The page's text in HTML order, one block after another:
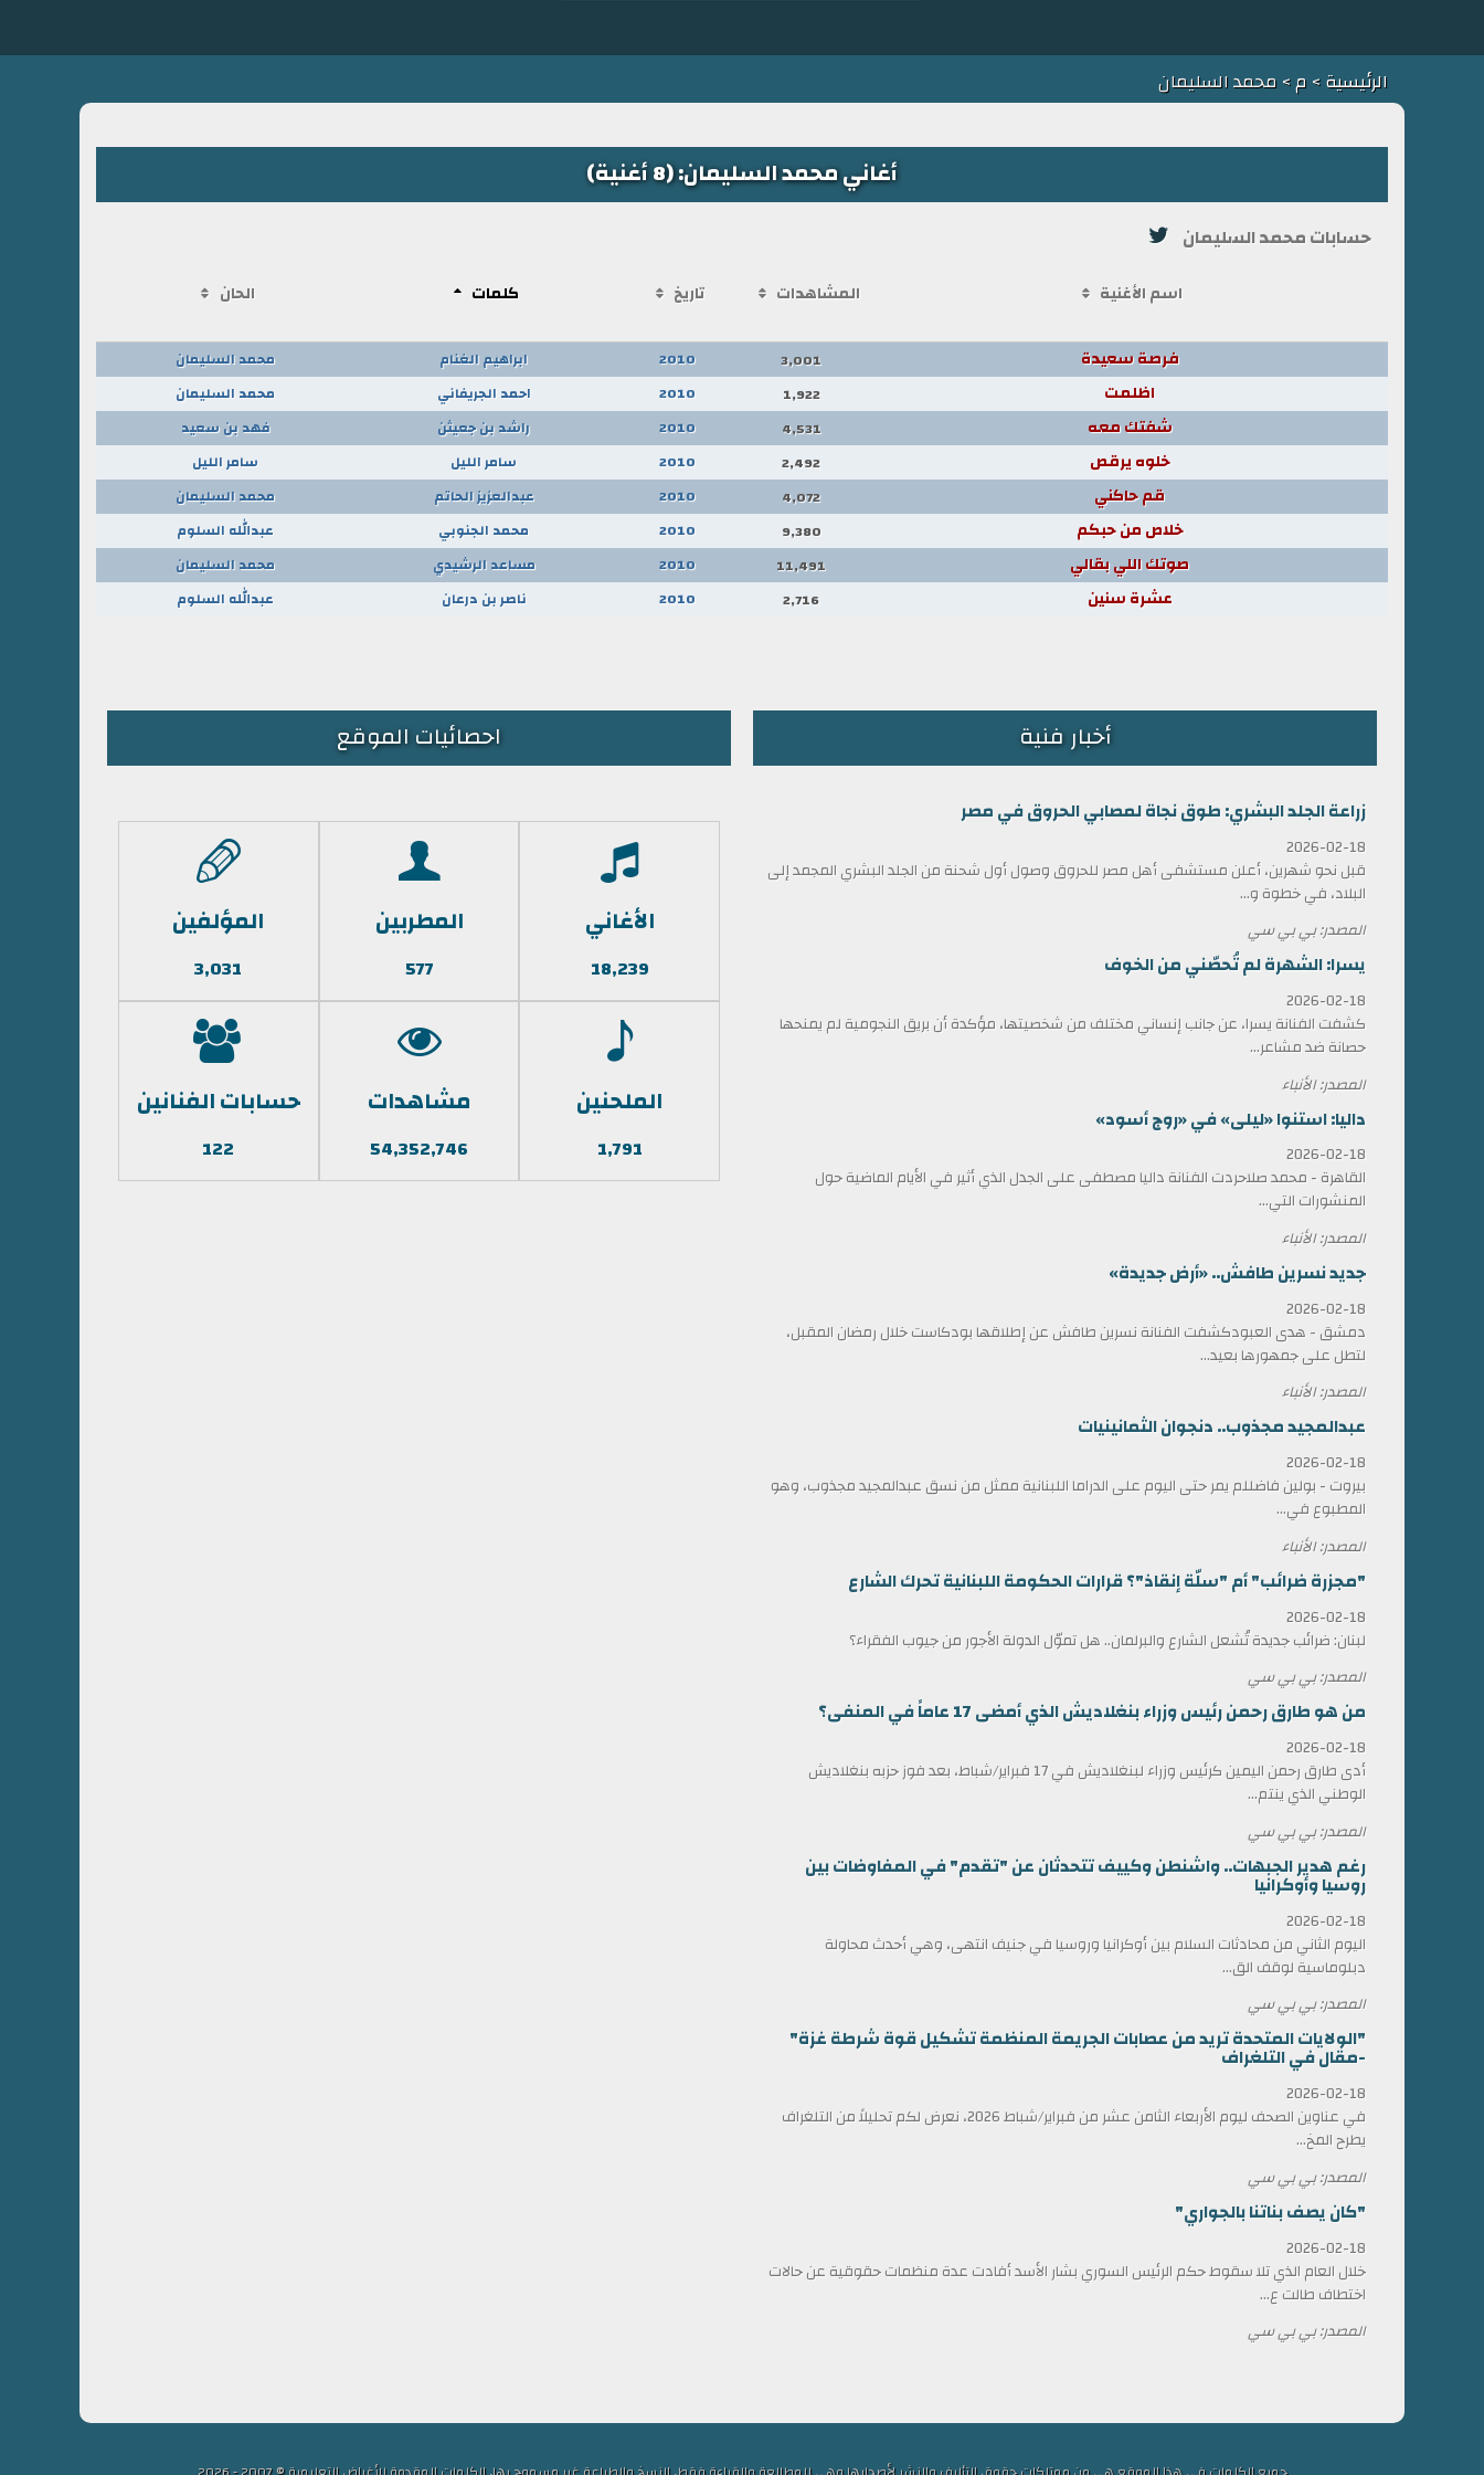
الرئيسية> م> محمد السليمان
أغاني محمد السليمان: (8 أغنية)
حسابات محمد السليمان
اسم الأغنية المشاهدات تاريخ كلمات الحان
فرصة سعيدة 3,001
2010 ابراهيم الغنام محمد السليمان
اظلمت 1,922
2010 احمد الجريفاني محمد السليمان
شفتك معه 4,531
2010 راشد بن جعيثن فهد بن سعيد
خلوه يرقص 2,492
2010 سامر الليل سامر الليل
قم حاكني 4,072
2010 عبدالعزيز الحاتم محمد السليمان
خلاص من حبكم 9,380
2010 محمد الجنوبي عبدالله السلوم
صوتك اللي بقالي 11,491
2010 مساعد الرشيدي محمد السليمان
عشرة سنين 2,716
2010 ناصر بن درعان عبدالله السلوم
أخبار فنية
زراعة الجلد البشري: طوق نجاة لمصابي الحروق في مصر
2026-02-18
قبل نحو شهرين، أعلن مستشفى أهل مصر للحروق وصول أول شحنة من الجلد البشري المجمد إلى
البلاد، في خطوة و...
المصدر: بي بي سي
يسرا: الشهرة لم تُحصّني من الخوف
2026-02-18
كشفت الفنانة يسرا، عن جانب إنساني مختلف من شخصيتها، مؤكدة أن بريق النجومية لم يمنحها
حصانة ضد مشاعر...
المصدر: الأنباء
داليا: استنوا «ليلى» في «روج أسود»
2026-02-18
القاهرة - محمد صلاحردت الفنانة داليا مصطفى على الجدل الذي أثير في الأيام الماضية حول
المنشورات التي...
المصدر: الأنباء
جديد نسرين طافش.. «أرض جديدة»
2026-02-18
دمشق - هدى العبودكشفت الفنانة نسرين طافش عن إطلاقها بودكاست خلال رمضان المقبل،
لتطل على جمهورها بعيد...
المصدر: الأنباء
عبدالمجيد مجذوب.. دنجوان الثمانينيات
2026-02-18
بيروت - بولين فاضللم يمر حتى اليوم على الدراما اللبنانية ممثل من نسق عبدالمجيد مجذوب، وهو
المطبوع في...
المصدر: الأنباء
"مجزرة ضرائب" أم "سلّة إنقاذ"؟ قرارات الحكومة اللبنانية تحرك الشارع
2026-02-18
لبنان: ضرائب جديدة تُشعل الشارع والبرلمان.. هل تموّل الدولة الأجور من جيوب الفقراء؟
المصدر: بي بي سي
من هو طارق رحمن رئيس وزراء بنغلاديش الذي أمضى 17 عاماً في المنفى؟
2026-02-18
أدى طارق رحمن اليمين كرئيس وزراء لبنغلاديش في 17 فبراير/شباط، بعد فوز حزبه بنغلاديش
الوطني الذي ينتم...
المصدر: بي بي سي
رغم هدير الجبهات.. واشنطن وكييف تتحدثان عن "تقدم" في المفاوضات بين
روسيا وأوكرانيا
2026-02-18
اليوم الثاني من محادثات السلام بين أوكرانيا وروسيا في جنيف انتهى، وهي أحدث محاولة
دبلوماسية لوقف الق...
المصدر: بي بي سي
"الولايات المتحدة تريد من عصابات الجريمة المنظمة تشكيل قوة شرطة غزة"
-مقال في التلغراف
2026-02-18
في عناوين الصحف ليوم الأربعاء الثامن عشر من فبراير/شباط 2026، نعرض لكم تحليلاً من التلغراف
يطرح المخ...
المصدر: بي بي سي
"كان يصف بناتنا بالجواري"
2026-02-18
خلال العام الذي تلا سقوط حكم الرئيس السوري بشار الأسد أفادت عدة منظمات حقوقية عن حالات
اختطاف طالت ع...
المصدر: بي بي سي
احصائيات الموقع
الأغاني
18,239
المطربين
577
المؤلفين
3,031
الملحنين
1,791
مشاهدات
54,352,746
حسابات الفنانين
122